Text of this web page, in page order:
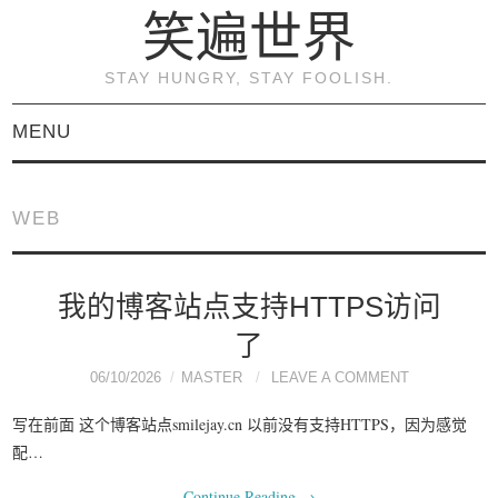
笑遍世界
STAY HUNGRY, STAY FOOLISH.
MENU
（连载）
战与原理解析》
WEB
我的博客站点支持HTTPS访问
了
06/10/2026 MASTER LEAVE A COMMENT
写在前面 这个博客站点smilejay.cn 以前没有支持HTTPS，因为感觉
配…